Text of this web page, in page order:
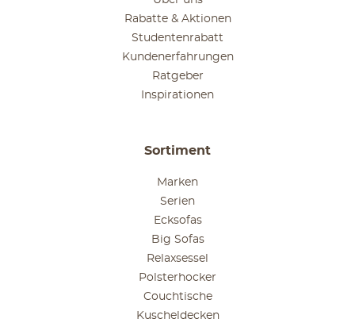
Rabatte & Aktionen
Studentenrabatt
Kundenerfahrungen
Ratgeber
Inspirationen
Sortiment
Marken
Serien
Ecksofas
Big Sofas
Relaxsessel
Polsterhocker
Couchtische
Kuscheldecken